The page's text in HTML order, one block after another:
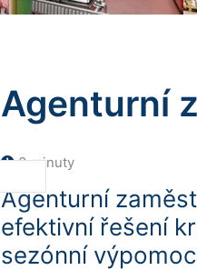
Agenturní
3 minuty
Agenturní
efektivní řešení
sezónní